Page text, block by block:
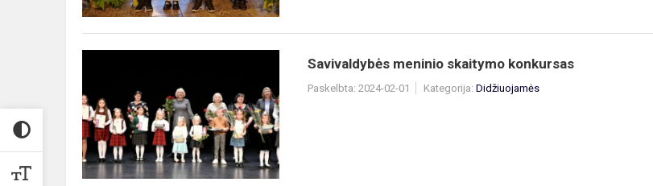
skaitymo
konkursas
Savivaldybės meninio skaitymo konkursas
Paskelbta: 2024-02-01 Kategorija: Didžiuojamės